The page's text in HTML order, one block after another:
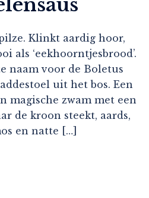
Klinkt aardig hoor,
als ‘eekhoorntjesbrood’.
naam voor de Boletus
uit het bos. Een
magische zwam met een
de kroon steekt, aards,
en natte […]